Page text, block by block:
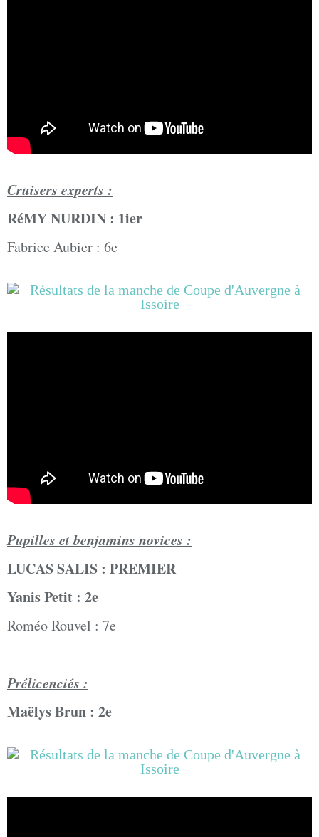
Cruisers experts :
RéMY NURDIN : 1ier
Fabrice Aubier : 6e
Pupilles et benjamins novices :
LUCAS SALIS : PREMIER
Yanis Petit : 2e
Roméo Rouvel : 7e
Prélicenciés :
Maëlys Brun : 2e